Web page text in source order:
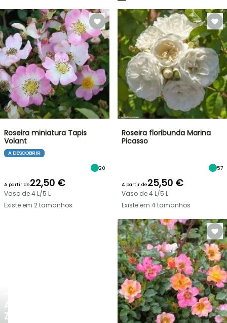
AGAPANTHUS
ZAMBEZI
Roseira miniatura Tapis
Volant
A DESCOBRIR
20
A partir de22,50 €
Vaso de 4 L/5 L
Existe em 2 tamanhos
Roseira floribunda Marina
Picasso
57
A partir de25,50 €
Vaso de 4 L/5 L
Existe em 4 tamanhos